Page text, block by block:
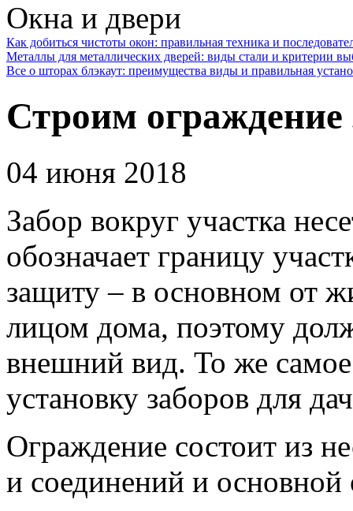
Окна и двери
Как добиться чистоты окон: правильная техника и
Металлы для металлических дверей: виды стали и критерии
Все о шторах блэкаут: преимущества виды и правильная
Строим ограждение
04 июня 2018
Забор вокруг участка
обозначает границу
защиту – в основном от
лицом дома, поэтому
внешний вид. То же
установку заборов для
Ограждение состоит из
и соединений и основной